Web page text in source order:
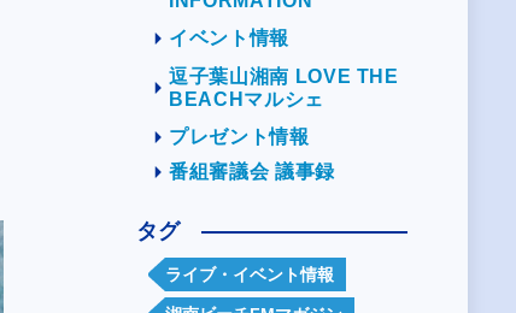
イベント情報
逗子葉山湘南 LOVE THE
BEACHマルシェ
プレゼント情報
番組審議会 議事録
タグ
ライブ・イベント情報